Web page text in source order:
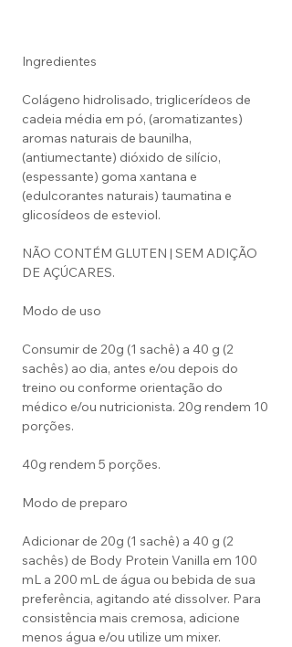
Ingredientes
Colágeno hidrolisado, triglicerídeos de
cadeia média em pó, (aromatizantes)
aromas naturais de baunilha,
(antiumectante) dióxido de silício,
(espessante) goma xantana e
(edulcorantes naturais) taumatina e
glicosídeos de esteviol.
NÃO CONTÉM GLUTEN | SEM ADIÇÃO
DE AÇÚCARES.
Modo de uso
Consumir de 20g (1 sachê) a 40 g (2
sachês) ao dia, antes e/ou depois do
treino ou conforme orientação do
médico e/ou nutricionista. 20g rendem 10
porções.
40g rendem 5 porções.
Modo de preparo
Adicionar de 20g (1 sachê) a 40 g (2
sachês) de Body Protein Vanilla em 100
mL a 200 mL de água ou bebida de sua
preferência, agitando até dissolver. Para
consistência mais cremosa, adicione
menos água e/ou utilize um mixer.